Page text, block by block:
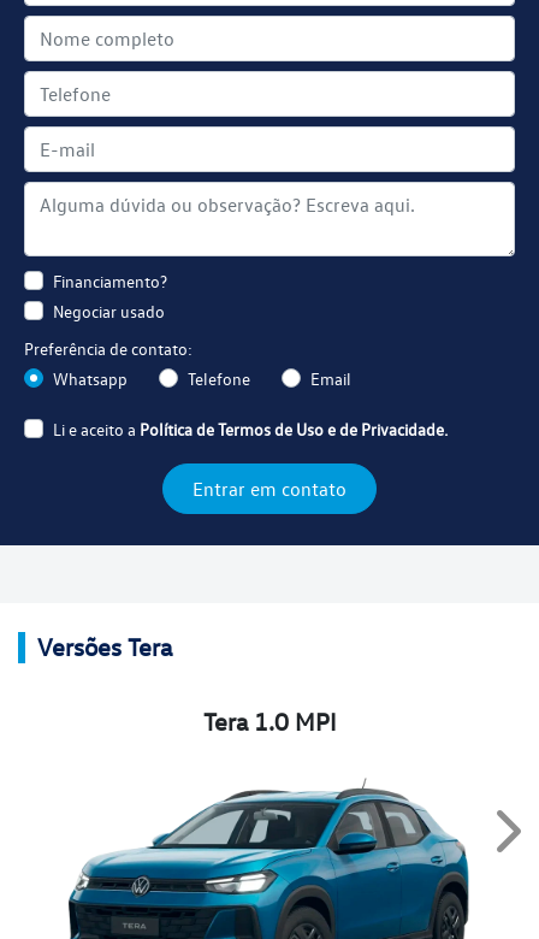
Financiamento?
Negociar usado
Preferência de contato:
Whatsapp
Telefone Email
Li e aceito a Política de Termos de Uso e de Privacidade.
Entrar em contato
Versões Tera
Tera 1.0 MPI